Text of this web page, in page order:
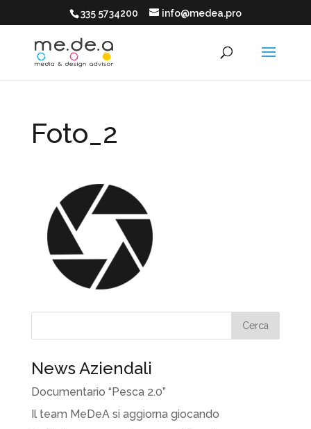
335 5734200 info@medea.pro
Foto_2
News Aziendali
Documentario “Pesca 2.0”
Il team MeDeA si aggiorna giocando